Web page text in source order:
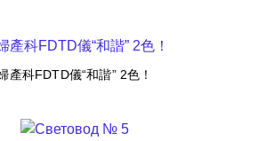
產科FDTD儀“和諧” 2色！